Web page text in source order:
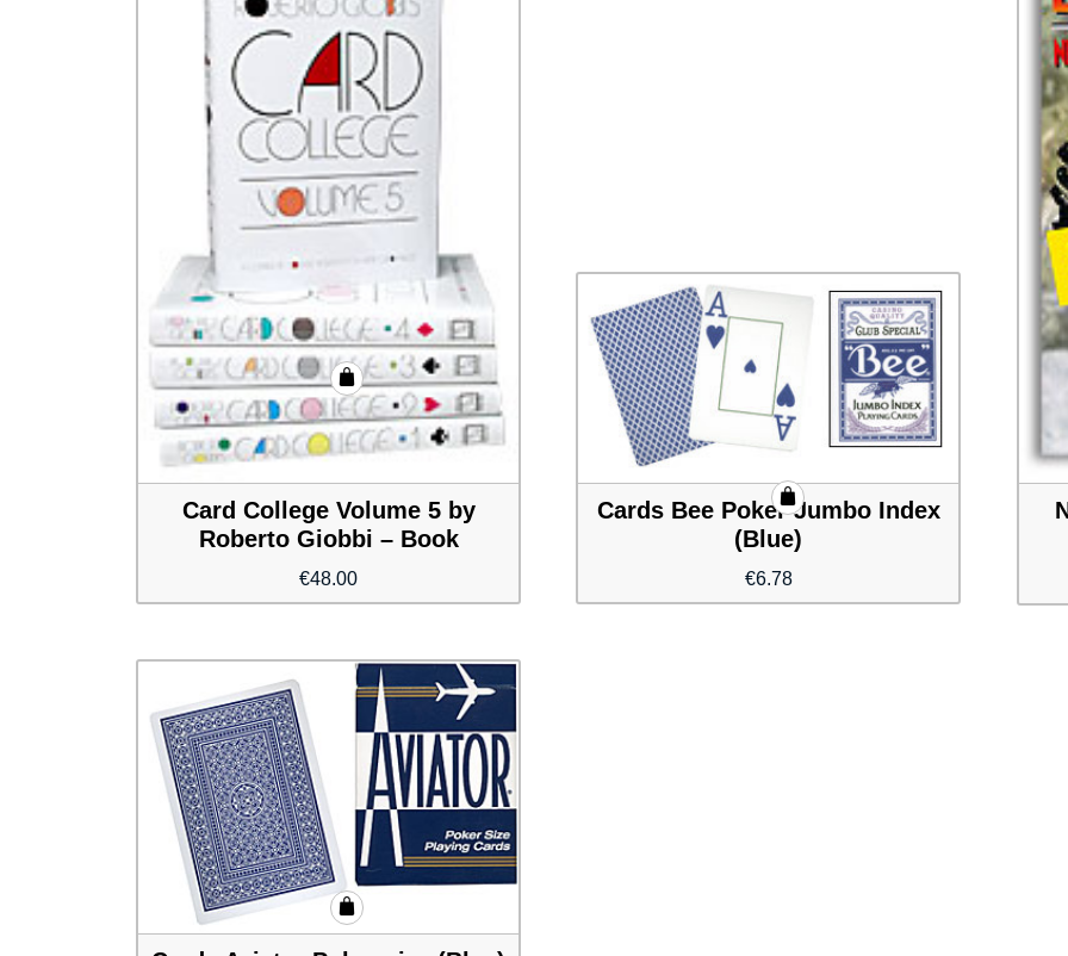
Card College Volume 5 by
Roberto Giobbi – Book
€48.00
Cards Bee Poker Jumbo Index
(Blue)
€6.78